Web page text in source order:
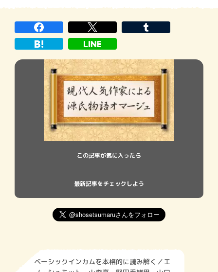
この記事が気に入ったら
最新記事をチェックしよう
ベーシックインカムを本格的に読み解く／エ